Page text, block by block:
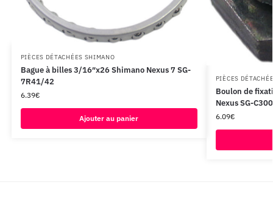
PIÈCES DÉTACHÉES SHIMANO
Bague à billes 3/16″x26 Shimano Nexus 7 SG-
7R41/42
6.39€
Ajouter au panier
PIÈCES
Boulon de
Nexus SG-
6.09€